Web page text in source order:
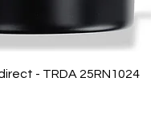
- TRDA 25RN1024